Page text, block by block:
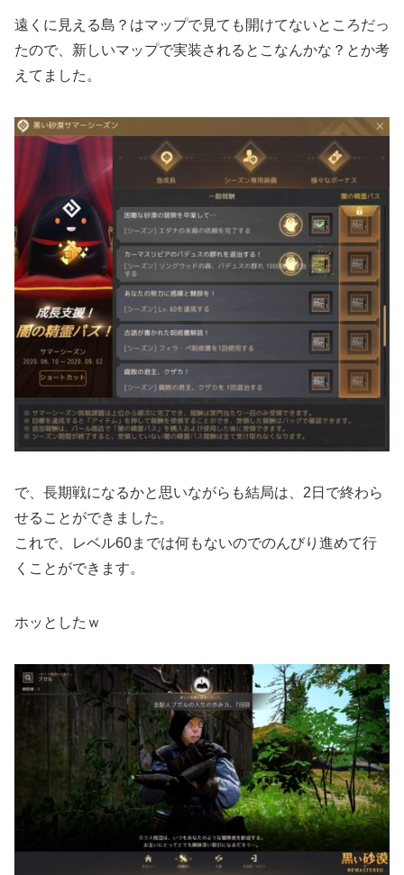
遠くに見える島？はマップで見ても開けてないところだっ
たので、新しいマップで実装されるとこなんかな？とか考
えてました。
で、長期戦になるかと思いながらも結局は、2日で終わら
せることができました。
これで、レベル60までは何もないのでのんびり進めて行
くことができます。
ホッとしたｗ